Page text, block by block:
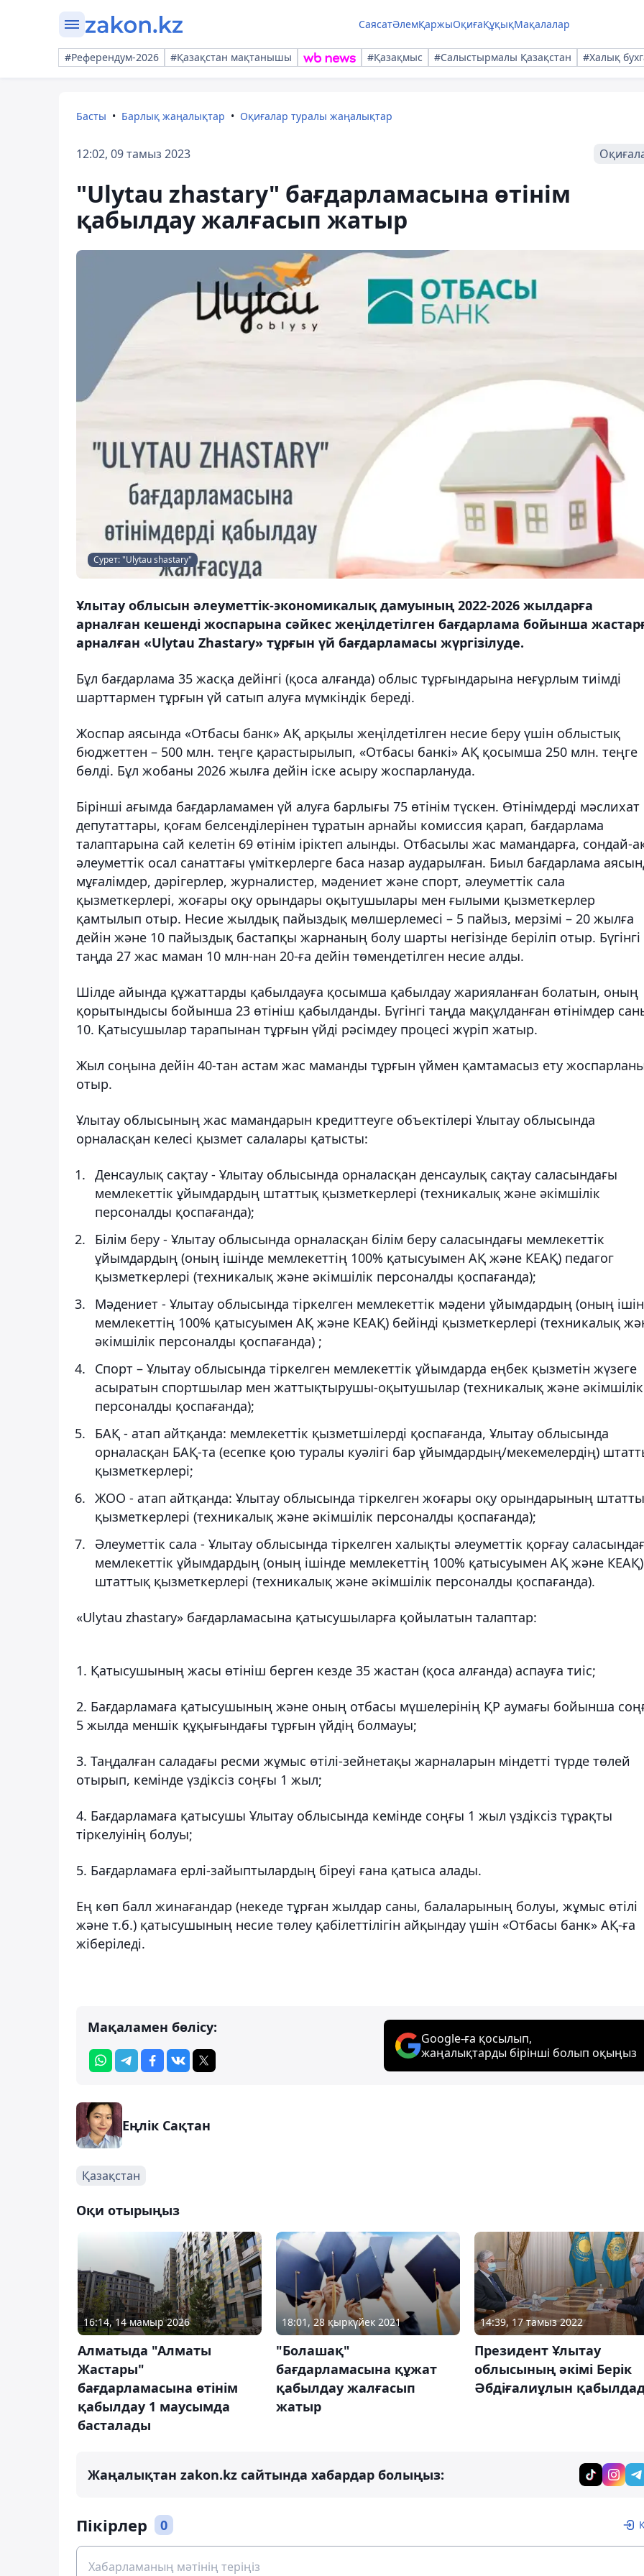
СаясатӘлемҚаржыОқиғаҚұқықМақалалар
#Референдум-2026 #Қазақстан мақтанышы #Қазақмыс #Салыстырмалы Қазақстан #Халық
Басты Барлық жаңалықтар Оқиғалар туралы жаңалықтар
12:02, 09 тамыз 2023
"Ulytau zhastary" бағдарламасына өтінім
қабылдау жалғасып жатыр
Сурет: "Ulytau shastary"
Ұлытау облысын әлеуметтік-экономикалық дамуының 2022-2026 жылдарға
арналған кешенді жоспарына сәйкес жеңілдетілген бағдарлама бойынша
арналған «Ulytau Zhastary» тұрғын үй бағдарламасы жүргізілуде.
Бұл бағдарлама 35 жасқа дейінгі (қоса алғанда) облыс тұрғындарына неғұрлым тиімді
шарттармен тұрғын үй сатып алуға мүмкіндік береді.
Жоспар аясында «Отбасы банк» АҚ арқылы жеңілдетілген несие беру үшін облыстық
бюджеттен – 500 млн. теңге қарастырылып, «Отбасы банкі» АҚ қосымша 250 млн. теңге
бөлді. Бұл жобаны 2026 жылға дейін іске асыру жоспарлануда.
Бірінші ағымда бағдарламамен үй алуға барлығы 75 өтінім түскен. Өтінімдерді мәслихат
депутаттары, қоғам белсенділерінен тұратын арнайы комиссия қарап, бағдарлама
талаптарына сай келетін 69 өтінім іріктеп алынды. Отбасылы жас мамандарға, сондай-
әлеуметтік осал санаттағы үміткерлерге баса назар аударылған. Биыл бағдарлама
мұғалімдер, дәрігерлер, журналистер, мәдениет және спорт, әлеуметтік сала
қызметкерлері, жоғары оқу орындары оқытушылары мен ғылыми қызметкерлер
қамтылып отыр. Несие жылдық пайыздық мөлшерлемесі – 5 пайыз, мерзімі – 20 жылға
дейін және 10 пайыздық бастапқы жарнаның болу шарты негізінде беріліп отыр. Бүгінгі
таңда 27 жас маман 10 млн-нан 20-ға дейін төмендетілген несие алды.
Шілде айында құжаттарды қабылдауға қосымша қабылдау жарияланған болатын, оның
қорытындысы бойынша 23 өтініш қабылданды. Бүгінгі таңда мақұлданған өтінімдер
10. Қатысушылар тарапынан тұрғын үйді рәсімдеу процесі жүріп жатыр.
Жыл соңына дейін 40-тан астам жас маманды тұрғын үймен қамтамасыз ету
отыр.
Ұлытау облысының жас мамандарын кредиттеуге объектілері Ұлытау облысында
орналасқан келесі қызмет салалары қатысты:
Денсаулық сақтау - Ұлытау облысында орналасқан денсаулық сақтау саласындағы
мемлекеттік ұйымдардың штаттық қызметкерлері (техникалық және әкімшілік
персоналды қоспағанда);
Білім беру - Ұлытау облысында орналасқан білім беру саласындағы мемлекеттік
ұйымдардың (оның ішінде мемлекеттің 100% қатысуымен АҚ және КЕАҚ) педагог
қызметкерлері (техникалық және әкімшілік персоналды қоспағанда);
Мәдениет - Ұлытау облысында тіркелген мемлекеттік мәдени ұйымдардың (оның
мемлекеттің 100% қатысуымен АҚ және КЕАҚ) бейінді қызметкерлері (техникалық
әкімшілік персоналды қоспағанда) ;
Спорт – Ұлытау облысында тіркелген мемлекеттік ұйымдарда еңбек қызметін жүзеге
асыратын спортшылар мен жаттықтырушы-оқытушылар (техникалық және әкімшілік
персоналды қоспағанда);
БАҚ - атап айтқанда: мемлекеттік қызметшілерді қоспағанда, Ұлытау облысында
орналасқан БАҚ-та (есепке қою туралы куәлігі бар ұйымдардың/мекемелердің)
қызметкерлері;
ЖОО - атап айтқанда: Ұлытау облысында тіркелген жоғары оқу орындарының
қызметкерлері (техникалық және әкімшілік персоналды қоспағанда);
Әлеуметтік сала - Ұлытау облысында тіркелген халықты әлеуметтік қорғау
мемлекеттік ұйымдардың (оның ішінде мемлекеттің 100% қатысуымен АҚ және КЕАҚ)
штаттық қызметкерлері (техникалық және әкімшілік персоналды қоспағанда).
«Ulytau zhastary» бағдарламасына қатысушыларға қойылатын талаптар:
1. Қатысушының жасы өтініш берген кезде 35 жастан (қоса алғанда) аспауға тиіс;
2. Бағдарламаға қатысушының және оның отбасы мүшелерінің ҚР аумағы бойынша
5 жылда меншік құқығындағы тұрғын үйдің болмауы;
3. Таңдалған саладағы ресми жұмыс өтілі-зейнетақы жарналарын міндетті түрде төлей
отырып, кемінде үздіксіз соңғы 1 жыл;
4. Бағдарламаға қатысушы Ұлытау облысында кемінде соңғы 1 жыл үздіксіз тұрақты
тіркелуінің болуы;
5. Бағдарламаға ерлі-зайыптылардың біреуі ғана қатыса алады.
Ең көп балл жинағандар (некеде тұрған жылдар саны, балаларының болуы, жұмыс өтілі
және т.б.) қатысушының несие төлеу қабілеттілігін айқындау үшін «Отбасы банк» АҚ-ға
жіберіледі.
Мақаламен бөлісу:
Google-ға қосылып,
жаңалықтарды бірінші болып оқыңыз
Еңлік Сақтан
Қазақстан
Оқи отырыңыз
16:14, 14 мамыр 2026
Алматыда "Алматы
Жастары"
бағдарламасына өтінім
қабылдау 1 маусымда
басталады
18:01, 28 қыркүйек 2021
"Болашақ"
бағдарламасына құжат
қабылдау жалғасып
жатыр
14:39, 17 тамыз 2022
Президент Ұлытау
облысының әкімі Берік
Әбдіғалиұлын
Жаңалықтан zakon.kz сайтында хабардар болыңыз:
Пікірлер 0